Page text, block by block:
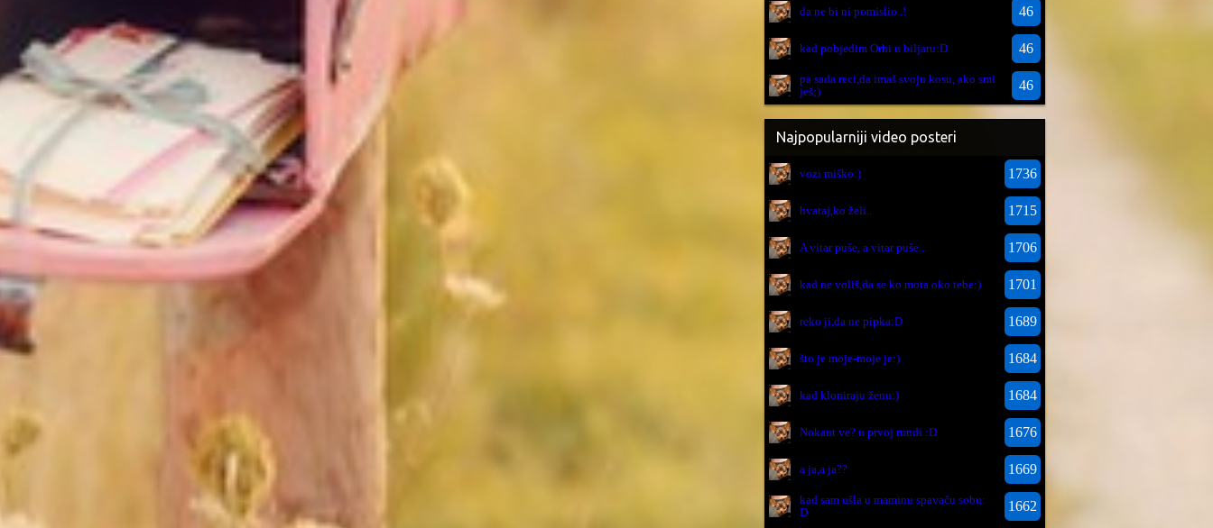
da ne bi ni pomislio..! 46
kad pobjedim Orhi u biljaru:D 46
pa sada reci,da imaš svoju kosu, ako smi
ješ;)
46
Najpopularniji video posteri
vozi miško:) 1736
hvataj,ko želi.. 1715
A vitar puše, a vitar puše... 1706
kad ne voliš,da se ko mota oko tebe:) 1701
reko ji,da ne pipka:D 1689
što je moje-moje je:) 1684
kad kloniraju ženu:) 1684
Nokaut ve? u prvoj rundi :D 1676
a ja,a ja?? 1669
kad sam ušla u maminu spavaču sobu:
D
1662